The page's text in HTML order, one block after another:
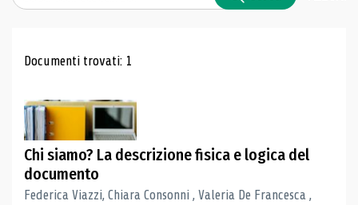
Risultati di ricerca
Documenti trovati: 1
Chi siamo? La descrizione fisica e logica del
documento
Federica Viazzi, Chiara Consonni , Valeria De Francesca ,